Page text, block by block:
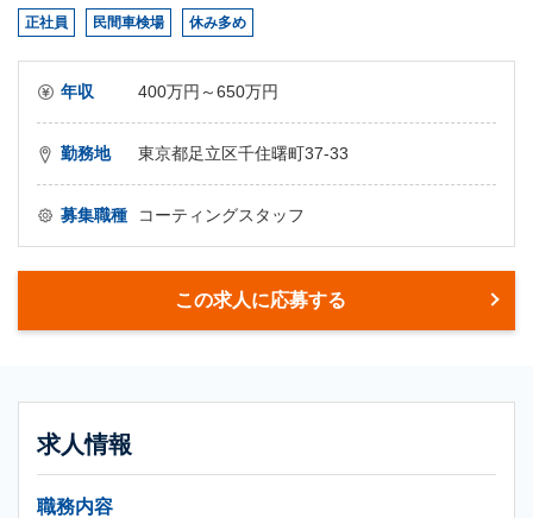
正社員 民間車検場 休み多め
年収 400万円～650万円
勤務地 東京都足立区千住曙町37-33
募集職種 コーティングスタッフ
この求人に応募する
求人情報
職務内容